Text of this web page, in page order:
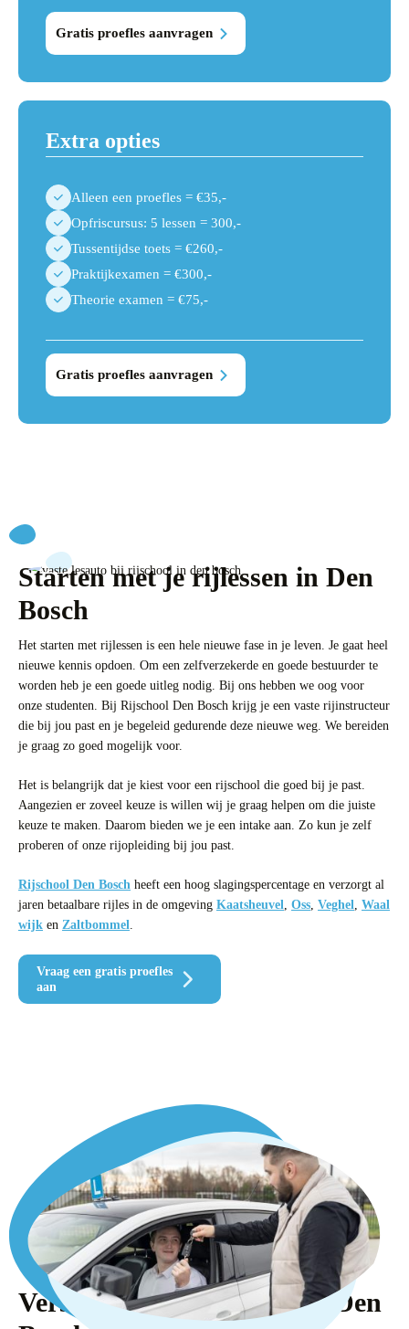
Gratis proefles aanvragen
Extra opties
Alleen een proefles = €35,-
Opfriscursus: 5 lessen = 300,-
Tussentijdse toets = €260,-
Praktijkexamen = €300,-
Theorie examen = €75,-
Gratis proefles aanvragen
Starten met je rijlessen in Den
Bosch
Het starten met rijlessen is een hele nieuwe fase in je leven. Je gaat heel
nieuwe kennis opdoen. Om een zelfverzekerde en goede bestuurder te
worden heb je een goede uitleg nodig. Bij ons hebben we oog voor
onze studenten. Bij Rijschool Den Bosch krijg je een vaste rijinstructeur
die bij jou past en je begeleid gedurende deze nieuwe weg. We bereiden
je graag zo goed mogelijk voor.
Het is belangrijk dat je kiest voor een rijschool die goed bij je past.
Aangezien er zoveel keuze is willen wij je graag helpen om die juiste
keuze te maken. Daarom bieden we je een intake aan. Zo kun je zelf
proberen of onze rijopleiding bij jou past.
Rijschool Den Bosch heeft een hoog slagingspercentage en verzorgt al
jaren betaalbare rijles in de omgeving Kaatsheuvel, Oss, Veghel, Waal
wijk en Zaltbommel.
Vraag een gratis proefles
aan
Verschillende rijscholen in Den